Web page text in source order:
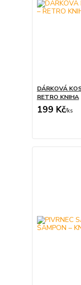
DÁRKOVÁ
RETRO KNIHA
199 Kč/ks